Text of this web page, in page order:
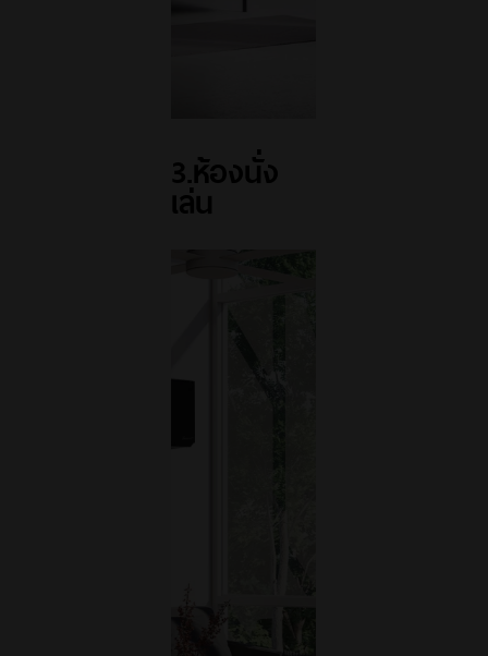
3.ห้องนั่ง
เล่น